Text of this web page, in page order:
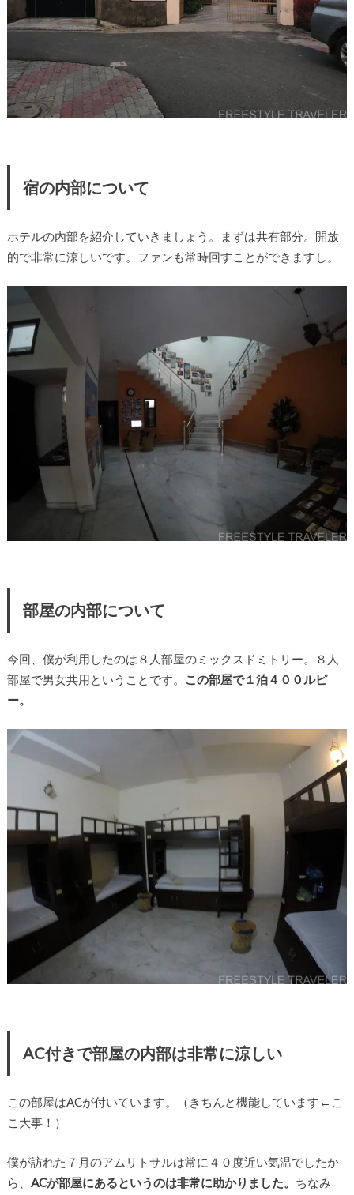
宿の内部について
ホテルの内部を紹介していきましょう。まずは共有部分。開放
的で非常に涼しいです。ファンも常時回すことができますし。
部屋の内部について
今回、僕が利用したのは８人部屋のミックスドミトリー。８人
部屋で男女共用ということです。 この部屋で１泊４００ルピ
ー。
AC付きで部屋の内部は非常に涼しい
この部屋はACが付いています。（きちんと機能しています←こ
こ大事！）
僕が訪れた７月のアムリトサルは常に４０度近い気温でしたか
ら、 ACが部屋にあるというのは非常に助かりました。 ちなみ